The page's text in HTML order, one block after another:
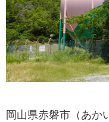
岡山県赤磐市（あか